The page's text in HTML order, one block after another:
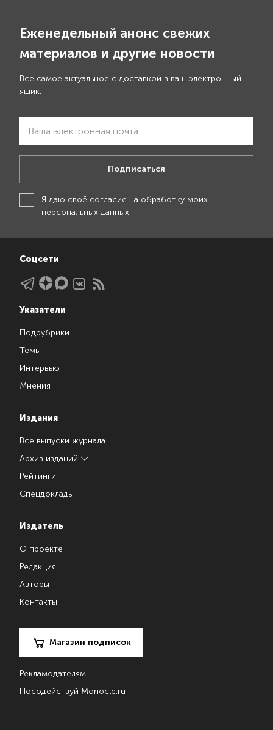
Еженедельный анонс свежих
материалов и другие новости
Все самое актуальное с доставкой в ваш электронный
ящик.
Подписаться
Я даю своё согласие на обработку моих
персональных данных
Соцсети
Указатели
Подрубрики
Темы
Интервью
Мнения
Издания
Все выпуски журнала
Архив изданий
Рейтинги
Спецдоклады
Издатель
О проекте
Редакция
Авторы
Контакты
Магазин подписок
Рекламодателям
Посодействуй Monocle.ru